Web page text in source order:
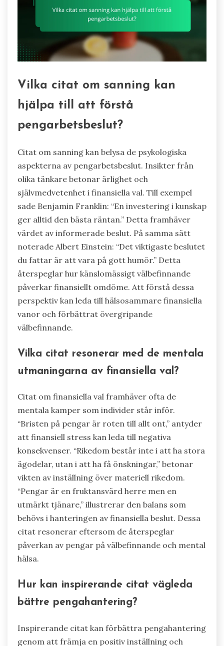
Vilka citat om sanning kan
hjälpa till att förstå
pengarbetsbeslut?
Citat om sanning kan belysa de psykologiska
aspekterna av pengarbetsbeslut. Insikter från
olika tänkare betonar ärlighet och
självmedvetenhet i finansiella val. Till exempel
sade Benjamin Franklin: “En investering i kunskap
ger alltid den bästa räntan.” Detta framhäver
värdet av informerade beslut. På samma sätt
noterade Albert Einstein: “Det viktigaste beslutet
du fattar är att vara på gott humör.” Detta
återspeglar hur känslomässigt välbefinnande
påverkar finansiellt omdöme. Att förstå dessa
perspektiv kan leda till hälsosammare finansiella
vanor och förbättrat övergripande
välbefinnande.
Vilka citat resonerar med de mentala
utmaningarna av finansiella val?
Citat om finansiella val framhäver ofta de
mentala kamper som individer står inför.
“Bristen på pengar är roten till allt ont,” antyder
att finansiell stress kan leda till negativa
konsekvenser. “Rikedom består inte i att ha stora
ägodelar, utan i att ha få önskningar,” betonar
vikten av inställning över materiell rikedom.
“Pengar är en fruktansvärd herre men en
utmärkt tjänare,” illustrerar den balans som
behövs i hanteringen av finansiella beslut. Dessa
citat resonerar eftersom de återspeglar
påverkan av pengar på välbefinnande och mental
hälsa.
Hur kan inspirerande citat vägleda
bättre pengahantering?
Inspirerande citat kan förbättra pengahantering
genom att främja en positiv inställning och